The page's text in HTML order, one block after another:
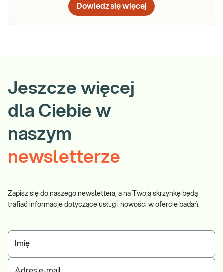
Dowiedz się więcej
Jeszcze więcej
dla Ciebie w
naszym
newsletterze
Zapisz się do naszego newslettera, a na Twoją skrzynkę będą
trafiać informacje dotyczące usług i nowości w ofercie badań.
Imię